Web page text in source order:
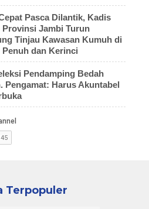
Pasca Dilantik, Kadis
Provinsi Jambi Turun
Tinjau Kawasan Kumuh di
Penuh dan Kerinci
Pendamping Bedah
Pengamat: Harus Akuntabel
Terpopuler